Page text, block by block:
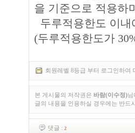
을 기준으로 적용하
두루적용한도 이
(두루적용한도가
회원레벨 8등급 부터 로그인하여
본 게시물의 저작권은 바람(이수정)님
글의 내용을 인용하실 경우에는 반드
댓글 : 2